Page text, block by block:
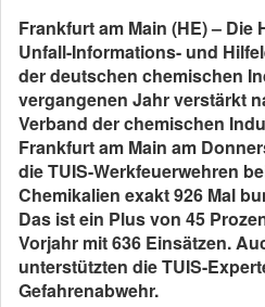
Frankfurt am Main (HE) – Die
Unfall-Informations- und
der deutschen chemischen
vergangenen Jahr verstärkt
Verband der chemischen
Frankfurt am Main am
die TUIS-Werkfeuerwehren
Chemikalien exakt 926 Mal
Das ist ein Plus von 45
Vorjahr mit 636 Einsätzen.
unterstützten die TUIS-
Gefahrenabwehr.